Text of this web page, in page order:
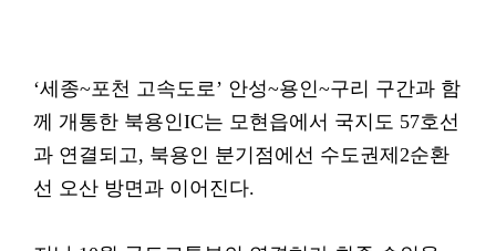
‘세종~포천 고속도로’ 안성~용인~구리 구간과 함
께 개통한 북용인IC는 모현읍에서 국지도 57호선
과 연결되고, 북용인 분기점에선 수도권제2순환
선 오산 방면과 이어진다.